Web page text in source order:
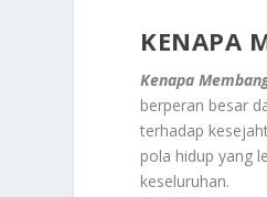
KENAPA
Kenapa
berperan besar
terhadap
pola hidup yang
keseluruhan.